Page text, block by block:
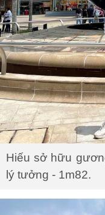
Hiếu sở hữu
lý tưởng - 1m82.